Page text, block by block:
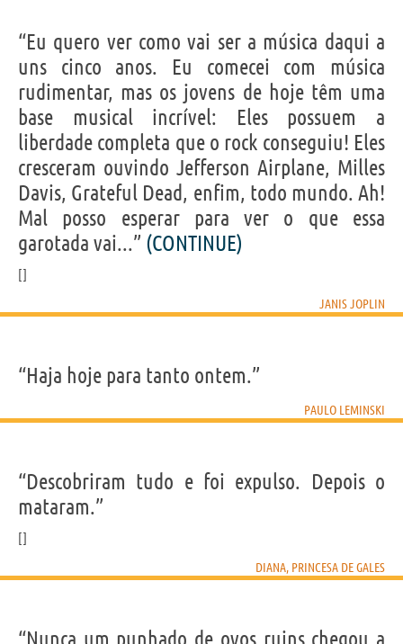
“Eu quero ver como vai ser a música daqui a
uns cinco anos. Eu comecei com música
rudimentar, mas os jovens de hoje têm uma
base musical incrível: Eles possuem a
liberdade completa que o rock conseguiu! Eles
cresceram ouvindo Jefferson Airplane, Milles
Davis, Grateful Dead, enfim, todo mundo. Ah!
Mal posso esperar para ver o que essa
garotada vai...” (CONTINUE)
JANIS JOPLIN
“Haja hoje para tanto ontem.”
PAULO LEMINSKI
“Descobriram tudo e foi expulso. Depois o
mataram.”
DIANA, PRINCESA DE GALES
“Nunca um punhado de ovos ruins chegou a